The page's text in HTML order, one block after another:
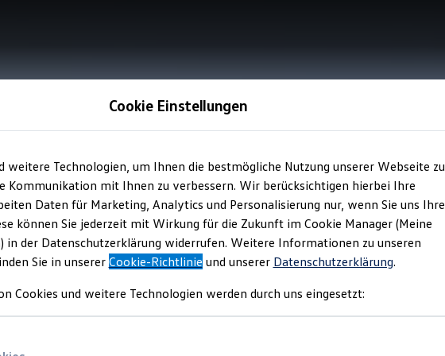
Cookie Einstellungen
weitere Technologien, um Ihnen die bestmögliche Nutzung unserer Webseite zu
Kommunikation mit Ihnen zu verbessern. Wir berücksichtigen hierbei Ihre
Daten für Marketing, Analytics und Personalisierung nur, wenn Sie uns Ihre
können Sie jederzeit mit Wirkung für die Zukunft im Cookie Manager (Meine
in der Datenschutzerklärung widerrufen. Weitere Informationen zu unseren
Sie in unsererCookie-Richtlinie und unserer Datenschutzerklärung.
Cookies und weitere Technologien werden durch uns eingesetzt: